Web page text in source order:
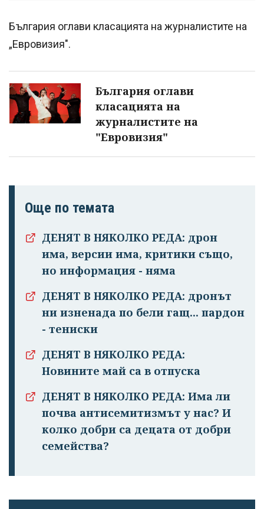
България оглави класацията на журналистите на
„Евровизия".
България оглави
класацията на
журналистите на
"Евровизия"
Още по темата
ДЕНЯТ В НЯКОЛКО РЕДА: дрон
има, версии има, критики също,
но информация - няма
ДЕНЯТ В НЯКОЛКО РЕДА: дронът
ни изненада по бели гащ... пардон
- тениски
ДЕНЯТ В НЯКОЛКО РЕДА:
Новините май са в отпуска
ДЕНЯТ В НЯКОЛКО РЕДА: Има ли
почва антисемитизмът у нас? И
колко добри са децата от добри
семейства?